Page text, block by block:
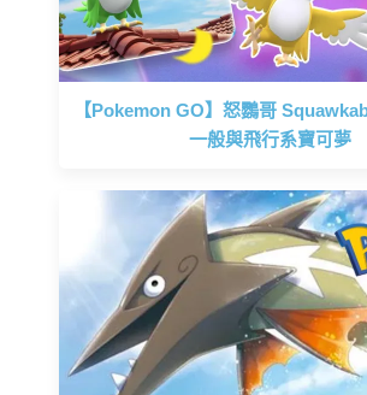
【Pokemon GO】怒鸚哥
一般與飛行系寶可夢